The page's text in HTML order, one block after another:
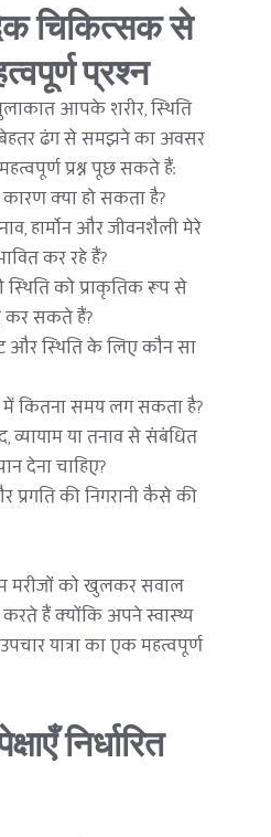
चिकित्सक से
प्रश्न
आपके शरीर, स्थिति
बेहतर ढंग से समझने का अवसर
प्रश्न पूछ सकते हैं:
क्या हो सकता है?
हार्मोन और जीवनशैली मेरे
कर रहे हैं?
को प्राकृतिक रूप से
कर सकते हैं?
और स्थिति के लिए कौन सा
में कितना समय लग सकता है?
व्यायाम या तनाव से संबंधित
देना चाहिए?
प्रगति की निगरानी कैसे की
मरीजों को खुलकर सवाल
हैं क्योंकि अपने स्वास्थ्य
यात्रा का एक महत्वपूर्ण
निर्धारित